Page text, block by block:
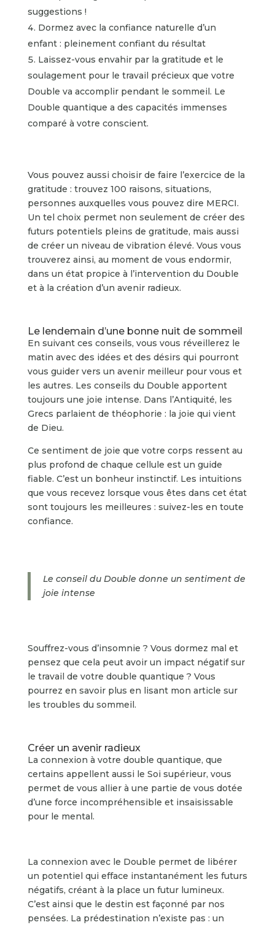
suggestions !
Dormez avec la confiance naturelle d’un
enfant : pleinement confiant du résultat
Laissez-vous envahir par la gratitude et le
soulagement pour le travail précieux que votre
Double va accomplir pendant le sommeil. Le
Double quantique a des capacités immenses
comparé à votre conscient.
Vous pouvez aussi choisir de faire l’exercice de la
gratitude : trouvez 100 raisons, situations,
personnes auxquelles vous pouvez dire MERCI.
Un tel choix permet non seulement de créer des
futurs potentiels pleins de gratitude, mais aussi
de créer un niveau de vibration élevé. Vous vous
trouverez ainsi, au moment de vous endormir,
dans un état propice à l’intervention du Double
et à la création d’un avenir radieux.
Le lendemain d’une bonne nuit de sommeil
En suivant ces conseils, vous vous réveillerez le
matin avec des idées et des désirs qui pourront
vous guider vers un avenir meilleur pour vous et
les autres. Les conseils du Double apportent
toujours une joie intense. Dans l’Antiquité, les
Grecs parlaient de théophorie : la joie qui vient
de Dieu.
Ce sentiment de joie que votre corps ressent au
plus profond de chaque cellule est un guide
fiable. C’est un bonheur instinctif. Les intuitions
que vous recevez lorsque vous êtes dans cet état
sont toujours les meilleures : suivez-les en toute
confiance.
Le conseil du Double donne un sentiment de
joie intense
Souffrez-vous d’insomnie ? Vous dormez mal et
pensez que cela peut avoir un impact négatif sur
le travail de votre double quantique ? Vous
pourrez en savoir plus en lisant mon article sur
les troubles du sommeil.
Créer un avenir radieux
La connexion à votre double quantique, que
certains appellent aussi le Soi supérieur, vous
permet de vous allier à une partie de vous dotée
d’une force incompréhensible et insaisissable
pour le mental.
La connexion avec le Double permet de libérer
un potentiel qui efface instantanément les futurs
négatifs, créant à la place un futur lumineux.
C’est ainsi que le destin est façonné par nos
pensées. La prédestination n’existe pas : un